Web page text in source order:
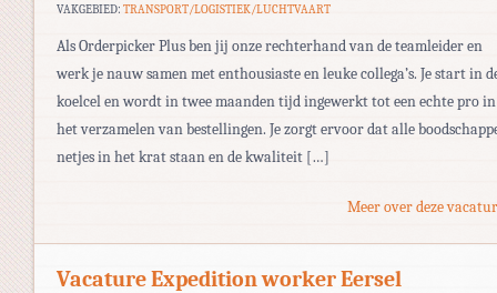
VAKGEBIED: TRANSPORT/LOGISTIEK/LUCHTVAART
Als Orderpicker Plus ben jij onze rechterhand van de teamleider en
werk je nauw samen met enthousiaste en leuke collega’s. Je start in
koelcel en wordt in twee maanden tijd ingewerkt tot een echte pro in
het verzamelen van bestellingen. Je zorgt ervoor dat alle
netjes in het krat staan en de kwaliteit […]
Meer over deze
Vacature Expedition worker Eersel